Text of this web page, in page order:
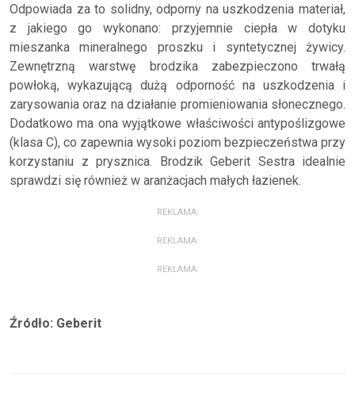
Odpowiada za to solidny, odporny na uszkodzenia materiał,
z jakiego go wykonano: przyjemnie ciepła w dotyku
mieszanka mineralnego proszku i syntetycznej żywicy.
Zewnętrzną warstwę brodzika zabezpieczono trwałą
powłoką, wykazującą dużą odporność na uszkodzenia i
zarysowania oraz na działanie promieniowania słonecznego.
Dodatkowo ma ona wyjątkowe właściwości antypoślizgowe
(klasa C), co zapewnia wysoki poziom bezpieczeństwa przy
korzystaniu z prysznica. Brodzik Geberit Sestra idealnie
sprawdzi się również w aranżacjach małych łazienek.
REKLAMA:
REKLAMA:
REKLAMA:
Źródło: Geberit